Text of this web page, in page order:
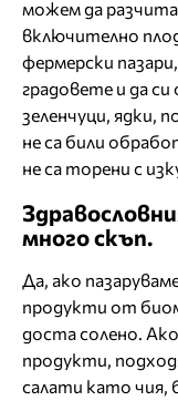
можем да
включително
фермерски
градовете и да
зеленчуци, ядки,
не са били
не са торени с
много скъп.
Да, ако
продукти от
доста солено.
продукти,
салати като чия,